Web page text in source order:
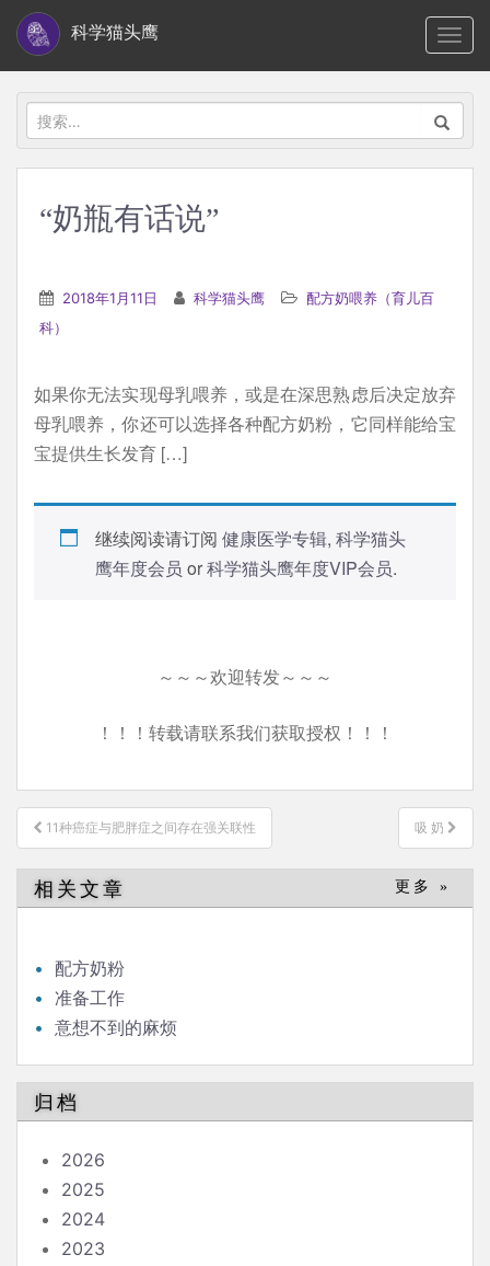
i
科学猫头鹰
搜
索：
“奶瓶有话说”
2018年1月11日 科学猫头鹰
配方奶喂养（育儿百
科）
如果你无法实现母乳喂养，或是在深思熟虑后决定放弃
母乳喂养，你还可以选择各种配方奶粉，它同样能给宝
宝提供生长发育 […]
继续阅读请订阅 健康医学专辑, 科学猫头
鹰年度会员 or科学猫头鹰年度VIP会员.
～～～欢迎转发～～～
！！！转载请联系我们获取授权！！！
文
章
导
航
11种癌症与肥胖症之间存在强关联性 吸 奶
相关文章 更多 »
配方奶粉
准备工作
意想不到的麻烦
归档
2026
2025
2024
2023